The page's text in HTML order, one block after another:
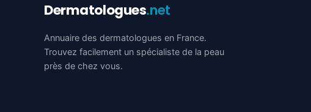
Dermatologues.net
Annuaire des dermatologues en France.
Trouvez facilement un spécialiste de la peau
près de chez vous.